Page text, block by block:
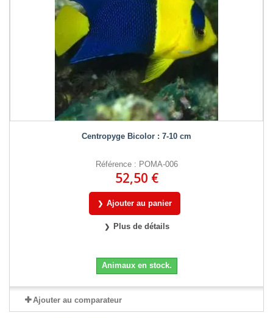
Centropyge Bicolor : 7-10 cm
Référence : POMA-006
52,50 €
Ajouter au panier
Plus de détails
Animaux en stock.
Ajouter au comparateur